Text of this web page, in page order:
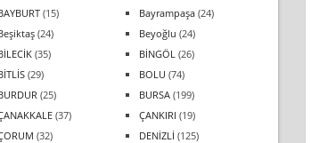
(15) Bayrampaşa (24)
(24) Beyoğlu (24)
(35) BİNGÖL (26)
(29) BOLU (74)
(25) BURSA (199)
(37) ÇANKIRI (19)
(32) DENİZLİ (125)